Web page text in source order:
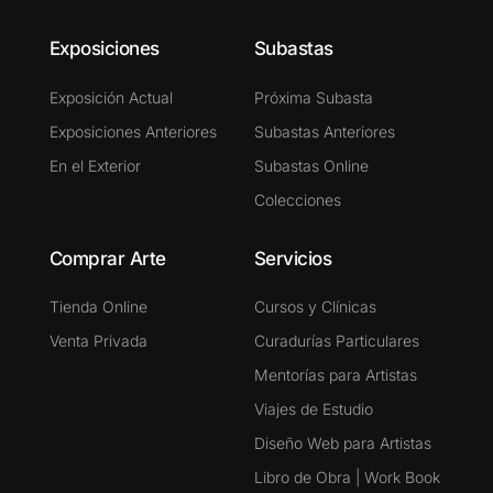
Exposiciones
Exposición Actual
Exposiciones Anteriores
En el Exterior
Subastas
Próxima Subasta
Subastas Anteriores
Subastas Online
Colecciones
Comprar Arte
Tienda Online
Venta Privada
Servicios
Cursos y Clínicas
Curadurías Particulares
Mentorías para Artistas
Viajes de Estudio
Diseño Web para Artistas
Libro de Obra | Work Book